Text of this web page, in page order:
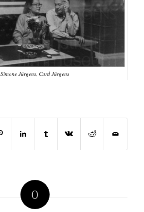
Simone Jürgens, Curd Jürgens
0